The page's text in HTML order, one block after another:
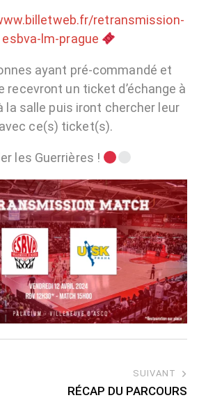
retransmission-
esbva-lm-prague
ayant pré-commandé et
recevront un ticket d’échange à
la salle puis iront chercher leur
ce(s) ticket(s).
les Guerrières !
SUIVANT
RÉCAP DU PARCOURS